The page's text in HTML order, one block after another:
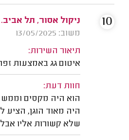
ניקול אסור, תל אביב.
משוב: 13/05/2025
תיאור השירות:
איטום גג באמצעות
חוות דעת:
הוא היה מקסים
היה מאוד הוגן, הציע
שלא קשורות אליו
10